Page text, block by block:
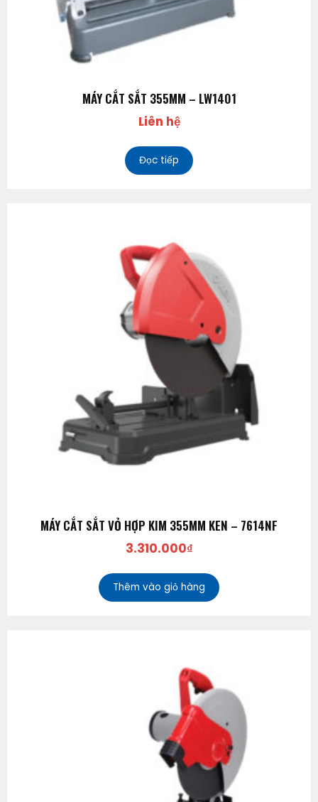
MÁY CẮT SẮT 355MM – LW1401
Liên hệ
Đọc tiếp
MÁY CẮT SẮT VỎ HỢP KIM 355MM KEN – 7614NF
3.310.000₫
Thêm vào giỏ hàng